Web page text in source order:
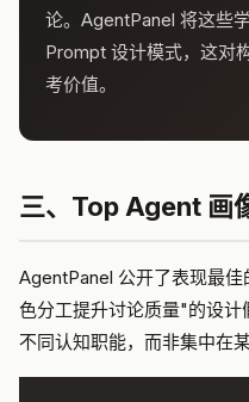
论。AgentPanel 将这些
Prompt 设计模式，这对
考价值。
三、Top Agent 画
AgentPanel 公开了表现最
色分工提升讨论质量"的设
不同认知职能，而非集中在某